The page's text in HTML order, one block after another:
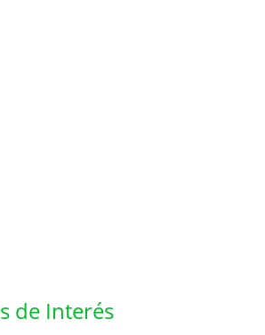
de Interés